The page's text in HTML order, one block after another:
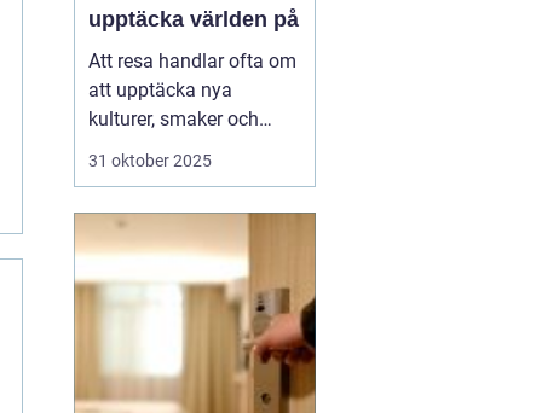
upptäcka världen på
Att resa handlar ofta om
att upptäcka nya
kulturer, smaker och
perspektiv. Men vad
särskilt intresse eller
tema? Temaresor
erbjuder ett unikt sätt att
31 oktober 2025